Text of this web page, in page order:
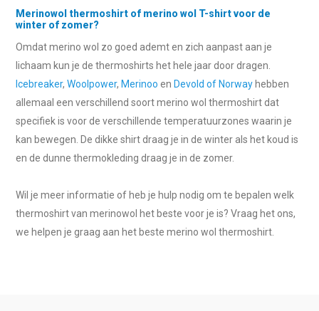
Merinowol thermoshirt of merino wol T-shirt voor de
winter of zomer?
Omdat merino wol zo goed ademt en zich aanpast aan je
lichaam kun je de thermoshirts het hele jaar door dragen.
Icebreaker,Woolpower, Merinoo en Devold of Norway hebben
allemaal een verschillend soort merino wol thermoshirt dat
specifiek is voor de verschillende temperatuurzones waarin je
kan bewegen. De dikke shirt draag je in de winter als het koud is
en de dunne thermokleding draag je in de zomer.
Wil je meer informatie of heb je hulp nodig om te bepalen welk
thermoshirt van merinowol het beste voor je is? Vraag het ons,
we helpen je graag aan het beste merino wol thermoshirt.